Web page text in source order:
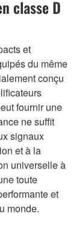
classe D
et
du même
conçu
fournir une
ne suffit
signaux
et à la
universelle à
toute
et
monde.